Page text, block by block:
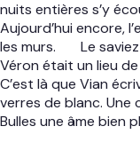
nuits entières s’y
Aujourd’hui encore,
les murs.
Le
Véron était un lieu
C’est là que Vian
verres de blanc. Une
Bulles une âme bien